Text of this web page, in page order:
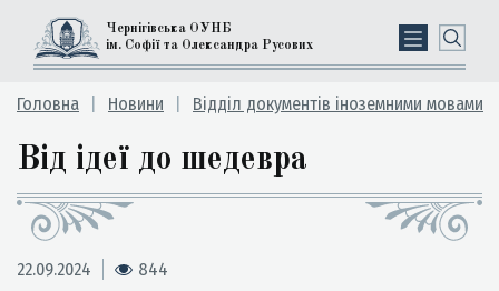
Чернігівська ОУНБ
ім. Софії та Олександра Русових
Головна Новини Відділ документів іноземними мовами
Від ідеї до шедевра
22.09.2024 844